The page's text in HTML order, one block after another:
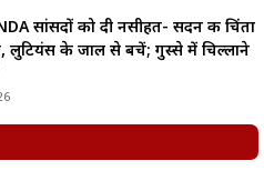
सांसदों को दी नसीहत- सदन की चिंता
लुटियंस के जाल से बचें; गुस्से में चिल्लाने